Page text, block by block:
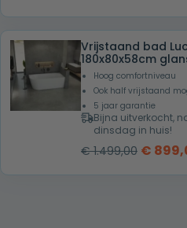
was:
€
Vrijstaand bad
180x80x58cm
Hoog comfortniveau
Ook half vrijstaand
5 jaar garantie
Bijna uitverkocht,
dinsdag in huis!
€1.499,00 €